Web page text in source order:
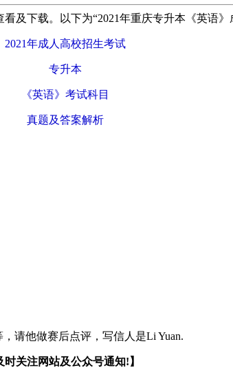
及下载。以下为“2021年重庆专升本《英语》
年成人高校招生考试
专升本
《英语》考试科目
​真题及答案解析
请他做赛后点评，写信人是Li Yuan.
关注网站及公众号通知!】